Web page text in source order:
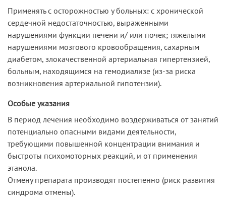
Применять с осторожностью у больных: с хронической
сердечной недостаточностью, выраженными
нарушениями функции печени и/ или почек; тяжелыми
нарушениями мозгового кровообращения, сахарным
диабетом, злокачественной артериальная гипертензией,
больным, находящимся на гемодиализе (из-за риска
возникновения артериальной гипотензии).
Особые указания
В период лечения необходимо воздерживаться от занятий
потенциально опасными видами деятельности,
требующими повышенной концентрации внимания и
быстроты психомоторных реакций, и от применения
этанола.
Отмену препарата производят постепенно (риск развития
синдрома отмены).